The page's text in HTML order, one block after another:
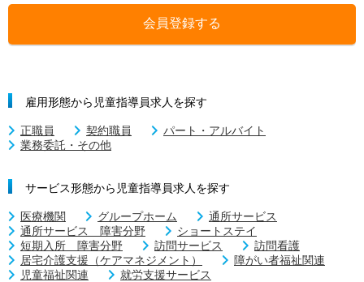
会員登録する
雇用形態から児童指導員求人を探す
正職員 契約職員
パート・アルバイト
業務委託・その他
サービス形態から児童指導員求人を探す
医療機関 グループホーム
通所サービス
通所サービス 障害分野
ショートステイ
短期入所 障害分野
訪問サービス
訪問看護
居宅介護支援（ケアマネジメント）
障がい者福祉関連
児童福祉関連
就労支援サービス